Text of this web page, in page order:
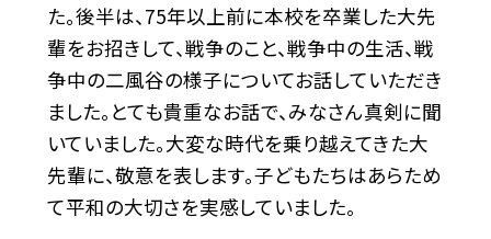
た。後半は、75年以上前に本校を卒業した大先
輩をお招きして、戦争のこと、戦争中の生活、戦
争中の二風谷の様子についてお話していただき
ました。とても貴重なお話で、みなさん真剣に聞
いていました。大変な時代を乗り越えてきた大
先輩に、敬意を表します。子どもたちはあらため
て平和の大切さを実感していました。